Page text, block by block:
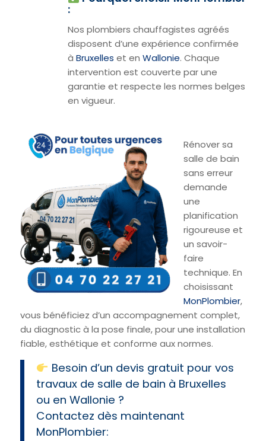
:
Nos plombiers chauffagistes agréés
disposent d’une expérience confirmée
à Bruxelles et en Wallonie. Chaque
intervention est couverte par une
garantie et respecte les normes belges
en vigueur.
Rénover sa
salle de bain
sans erreur
demande
une
planification
rigoureuse et
un savoir-
faire
technique. En
choisissant
MonPlombier,
vous bénéficiez d’un accompagnement complet,
du diagnostic à la pose finale, pour une installation
fiable, esthétique et conforme aux normes.
Besoin d’un devis gratuit pour vos
travaux de salle de bain à Bruxelles
ou en Wallonie ?
Contactez dès maintenant
MonPlombier: